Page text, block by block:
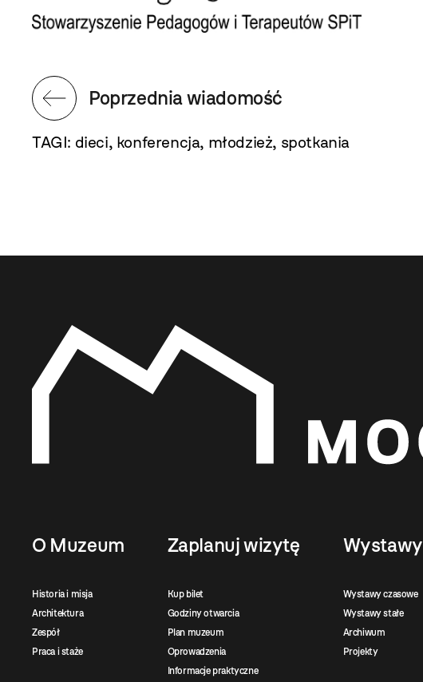
Poprzednia wiadomość
TAGI: dieci, konferencja, młodzież, spotkania
O Muzeum
Historia i misja
Architektura
Zespół
Praca i staże
Zaplanuj wizytę
Kup bilet
Godziny otwarcia
Plan muzeum
Oprowadzenia
Informacje praktyczne
Wystawy
Wystawy czasowe
Wystawy stałe
Archiwum
Projekty